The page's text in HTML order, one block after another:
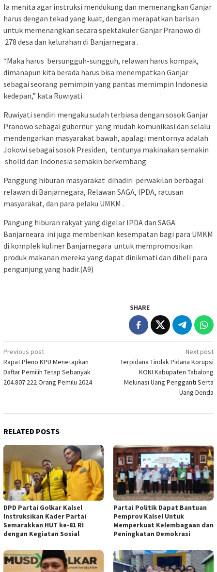
Ia menita agar instruksi mendukung dan memenangkan Ganjar
harus dengan tekad yang kuat, dengan merapatkan barisan
untuk memenangkan secara spektakuler Ganjar Pranowo di
278 desa dan kelurahan di Banjarnegara .
“Maka harus bersungguh-sungguh, relawan harus kompak,
dimanapun kita berada harus bisa menempatkan Ganjar
sebagai seorang pemimpin yang pantas memimpin Indonesia
kedepan,” kata Ruwiyati.
Ruwiyati sendiri mengaku sudah terbiasa dengan sosok Ganjar
Pranowo sebagai gubernur yang mudah komunikasi dan selalu
mendengarkan masyarakat bawah, apalagi mentornya adalah
Jokowi sebagai sosok Presiden, tentunya makinakan semakin
sholid dan Indonesia semakin berkembang.
Panggung hiburan masyarakat dihadiri perwakilan berbagai
relawan di Banjarnegara, Relawan SAGA, IPDA, ratusan
masyarakat, dan para pelaku UMKM .
Pangung hiburan rakyat yang digelar IPDA dan SAGA
Banjarneara ini juga memberikan kesempatan bagi para UMKM
di komplek kuliner Banjarnegara untuk mempromosikan
produk makanan mereka yang dapat dinikmati dan dibeli para
pengunjung yang hadir.(A9)
SHARE
Post
navigation
Previous post
Rapat Pleno KPU Menetapkan
Daftar Pemilih Tetap Sebanyak
204.807.222 Orang Pemilu 2024
Next post
Terpidana Tindak Pidana Korupsi
KONI Kabupaten Tabalong
Melunasi Uang Pengganti Serta
Uang Denda
RELATED POSTS
DPD Partai Golkar Kalsel
Instruksikan Kader Partai
Semarakkan HUT ke-81 RI
dengan Kegiatan Sosial
Partai Politik Dapat Bantuan
Pemprov Kalsel Untuk
Memperkuat Kelembagaan dan
Peningkatan Demokrasi